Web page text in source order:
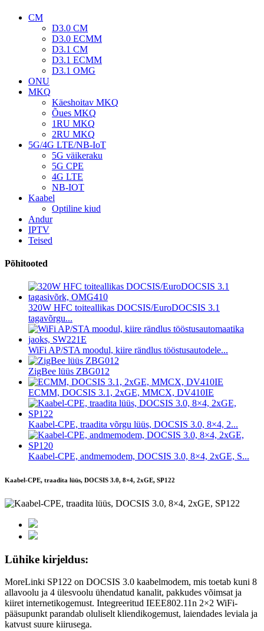
CM
D3.0 CM
D3.0 ECMM
D3.1 CM
D3.1 ECMM
D3.1 OMG
ONU
MKQ
Käeshoitav MKQ
Õues MKQ
1RU MKQ
2RU MKQ
5G/4G LTE/NB-IoT
5G väikeraku
5G CPE
4G LTE
NB-IOT
Kaabel
Optiline kiud
Andur
IPTV
Teised
Põhitooted
320W HFC toiteallikas DOCSIS/EuroDOCSIS 3.1
tagavõrgu...
WiFi AP/STA moodul, kiire rändlus tööstusautodele...
ZigBee lüüs ZBG012
ECMM, DOCSIS 3.1, 2xGE, MMCX, DV410IE
Kaabel-CPE, traadita võrgu lüüs, DOCSIS 3.0, 8×4, 2...
Kaabel-CPE, andmemodem, DOCSIS 3.0, 8×4, 2xGE, S...
Kaabel-CPE, traadita lüüs, DOCSIS 3.0, 8×4, 2xGE, SP122
Lühike kirjeldus:
MoreLinki SP122 on DOCSIS 3.0 kaabelmodem, mis toetab kuni 8
allavoolu ja 4 ülesvoolu ühendatud kanalit, pakkudes võimsat ja
kiiret internetikogemust. Integreeritud IEEE802.11n 2×2 WiFi-
pääsupunkt parandab oluliselt kliendikogemust, laiendades leviala ja
katvust suure kiirusega.